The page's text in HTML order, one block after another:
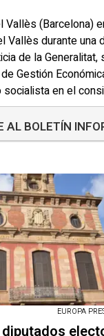
Vallès (Barcelona)
Vallès durante
de la Generalitat,
Gestión
en el
AL BOLETÍN
EUROPA